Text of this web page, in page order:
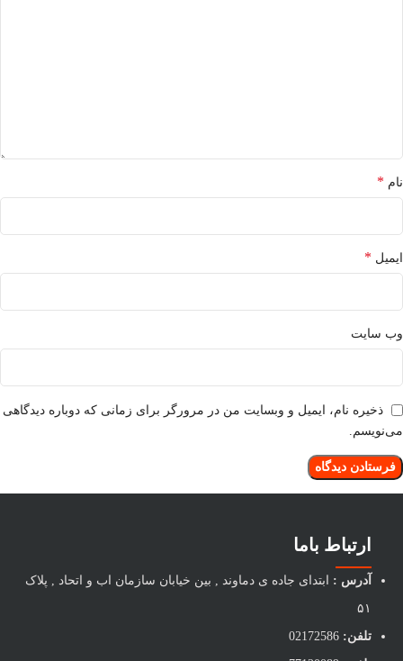
نام *
ایمیل *
وب‌ سایت
ذخیره نام، ایمیل و وبسایت من در مرورگر برای زمانی که دوباره دیدگاهی
می‌نویسم.
ارتباط باما
آدرس : ابتدای جاده ی دماوند , بین خیابان سازمان اب و اتحاد , پلاک
۵۱
تلفن: 02172586